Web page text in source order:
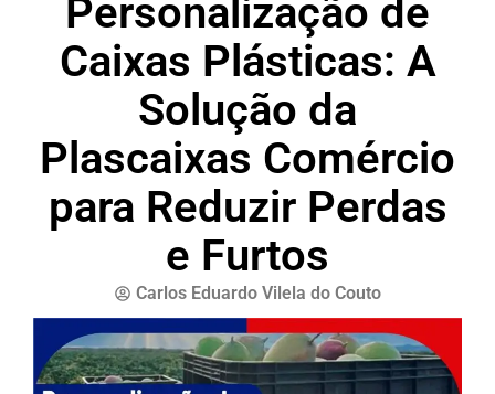
Personalização de
Caixas Plásticas: A
Solução da
Plascaixas Comércio
para Reduzir Perdas
e Furtos
Carlos Eduardo Vilela do Couto